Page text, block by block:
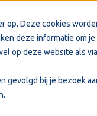
op. Deze cookies
deze informatie om
op deze website als
gevolgd bij je bezoek